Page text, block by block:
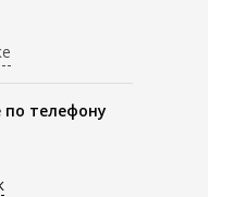
по телефону